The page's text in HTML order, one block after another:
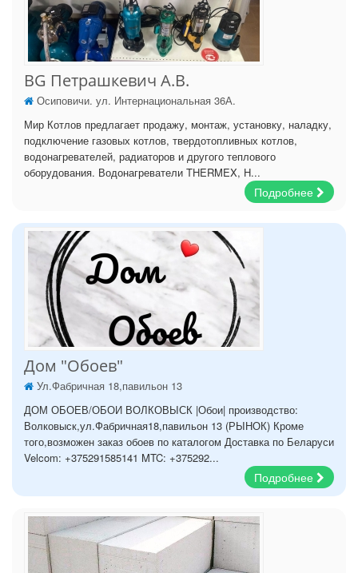
BG Петрашкевич А.В.
Осиповичи. ул. Интернациональная 36А.
Мир Котлов предлагает продажу, монтаж, установку, наладку,
подключение газовых котлов, твердотопливных котлов,
водонагревателей, радиаторов и другого теплового
оборудования. Водонагреватели THERMEX, H...
Подробнее
Дом "Обоев"
Ул.Фабричная 18,павильон 13
ДОМ ОБОЕВ/ОБОИ ВОЛКОВЫСК |Обои| производство:
Волковыск,ул.Фабричная18,павильон 13 (РЫНОК) Кроме
того,возможен заказ обоев по каталогом Доставка по Беларуси
Velcom: +375291585141 MTC: +375292...
Подробнее